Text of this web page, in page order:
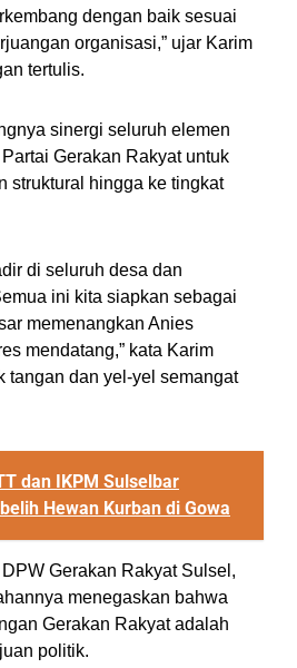
dengan baik sesuai
organisasi,” ujar Karim
tertulis.
sinergi seluruh elemen
Gerakan Rakyat untuk
struktural hingga ke tingkat
di seluruh desa dan
ini kita siapkan sebagai
memenangkan Anies
mendatang,” kata Karim
tangan dan yel-yel semangat
dan IKPM Sulselbar
Hewan Kurban di Gowa
Gerakan Rakyat Sulsel,
menegaskan bahwa
Gerakan Rakyat adalah
politik.